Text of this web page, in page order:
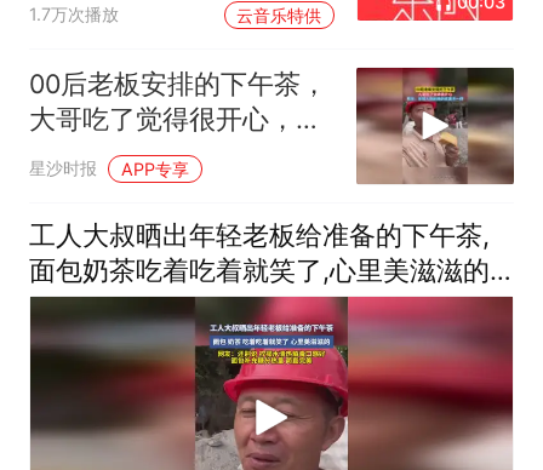
1.7万次播放
云音乐特供
00后老板安排的下午茶，
大哥吃了觉得很开心，网
友：年轻人吃的喝的就是
星沙时报 APP专享
工人大叔晒出年轻老板给准备的下午茶,
面包奶茶吃着吃着就笑了,心里美滋滋的,
网友:还别说柠檬水清热解毒口感好,面包
补充糖分热量,简直完美